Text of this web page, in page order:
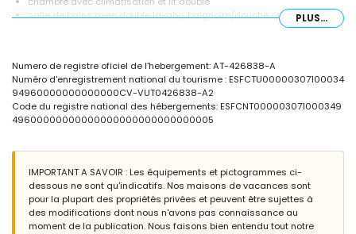
salle de bains avec double lavabo, baignoire/douche combinée et
Extérieur de la villa
grand terrain clôturé
piscine privée mesurant 9m x 5m
beau jardin avec pelouse et arbres
barbecue
emplacement de parking privé
Informations supplémentaires
ville la plus proche : Xàbia (à moins de 5 kilomètres de la villa)
plage la plus proche : El Arenal, Xàbia (à moins de 5 kilomètres de la
PLUS...
Numero de registre oficiel de l'hebergement: AT-426838-A
Numéro d'enregistrement national du tourisme : ESFCTU00000307100034
94960000000000000CV-VUT0426838-A2
Code du registre national des hébergements: ESFCNT000003071000349
49600000000000000000000000000005
IMPORTANT A SAVOIR : Les équipements et pictogrammes ci-
dessous ne sont qu'indicatifs. Nos maisons de vacances sont
pour la plupart des propriétés privées et peuvent être sujettes à
des modifications dont nous n'avons pas connaissance au
moment de la publication. Nous faisons bien entendu tout notre